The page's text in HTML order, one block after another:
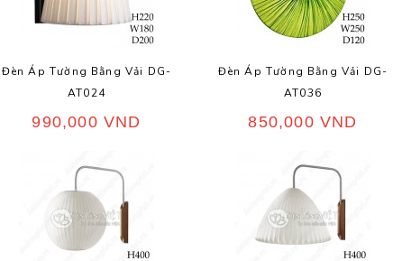
Đèn Áp Tường Bằng Vải DG-
AT024
990,000 VND
Đèn Áp Tường Bằng Vải DG-
AT036
850,000 VND